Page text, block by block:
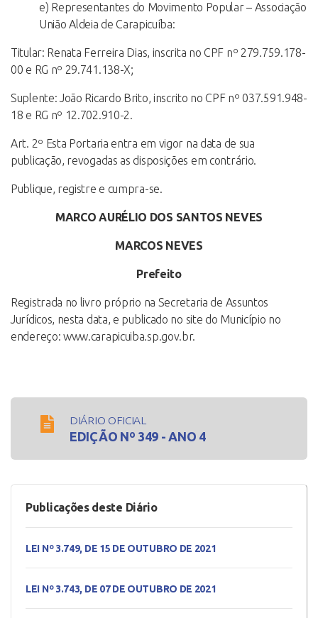
e) Representantes do Movimento Popular – Associação
União Aldeia de Carapicuíba:
Titular: Renata Ferreira Dias, inscrita no CPF nº 279.759.178-
00 e RG nº 29.741.138-X;
Suplente: João Ricardo Brito, inscrito no CPF nº 037.591.948-
18 e RG nº 12.702.910-2.
Art. 2º Esta Portaria entra em vigor na data de sua
publicação, revogadas as disposições em contrário.
Publique, registre e cumpra-se.
MARCO AURÉLIO DOS SANTOS NEVES
MARCOS NEVES
Prefeito
Registrada no livro próprio na Secretaria de Assuntos
Jurídicos, nesta data, e publicado no site do Município no
endereço: www.carapicuiba.sp.gov.br.
DIÁRIO OFICIAL
EDIÇÃO Nº 349 - ANO 4
Publicações deste Diário
LEI Nº 3.749, DE 15 DE OUTUBRO DE 2021
LEI Nº 3.743, DE 07 DE OUTUBRO DE 2021